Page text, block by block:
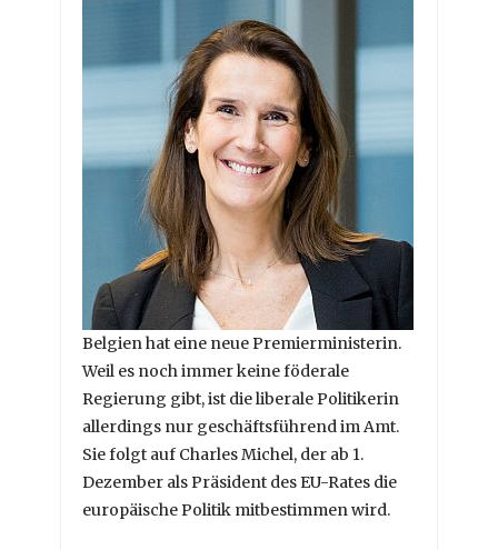
Belgien hat eine neue Premierministerin.
Weil es noch immer keine föderale
Regierung gibt, ist die liberale Politikerin
allerdings nur geschäftsführend im Amt.
Sie folgt auf Charles Michel, der ab 1.
Dezember als Präsident des EU-Rates die
europäische Politik mitbestimmen wird.